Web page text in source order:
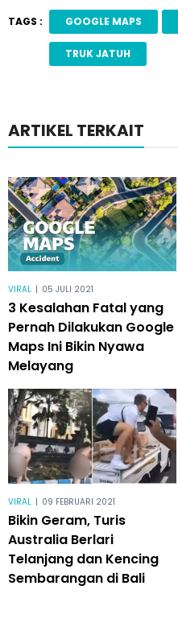
TAGS : GOOGLE MAPS
TRUK JATUH
ARTIKEL TERKAIT
VIRAL | 05 JULI 2021
3 Kesalahan Fatal yang
Pernah Dilakukan Google
Maps Ini Bikin Nyawa
Melayang
VIRAL | 09 FEBRUARI 2021
Bikin Geram, Turis
Australia Berlari
Telanjang dan Kencing
Sembarangan di Bali